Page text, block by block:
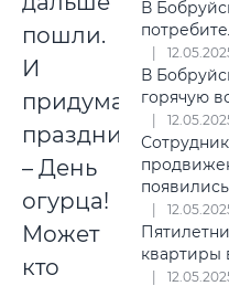
пошли.
И
придумали
праздник
– День
огурца!
Может
кто
В
В
горячую
квартиры